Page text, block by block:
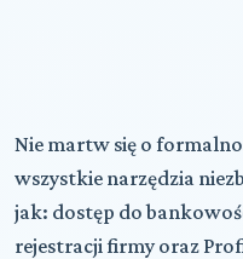
Nie martw się o
wszystkie narzędzia
jak: dostęp do
rejestracji firmy oraz